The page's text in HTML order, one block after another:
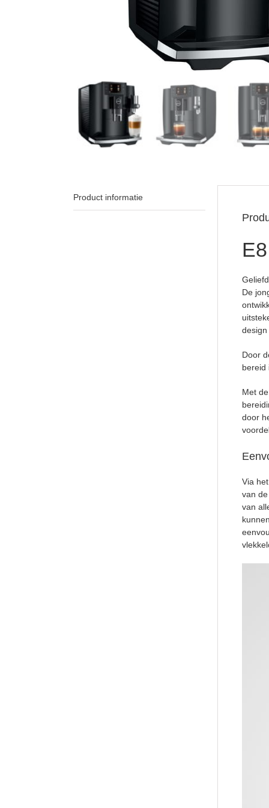
Product informatie
E8
De
design
Door
bereid
Met
door
Via
van
van